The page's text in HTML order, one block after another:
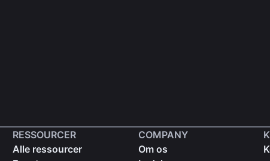
RESSOURCER
Alle ressourcer
COMPANY
Om os